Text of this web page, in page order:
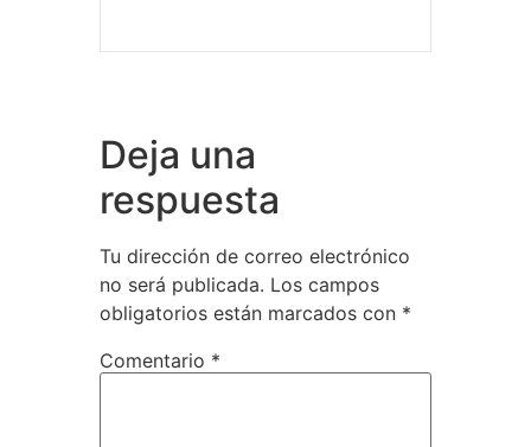
Deja una
respuesta
Tu dirección de correo electrónico
no será publicada. Los campos
obligatorios están marcados con *
Comentario *